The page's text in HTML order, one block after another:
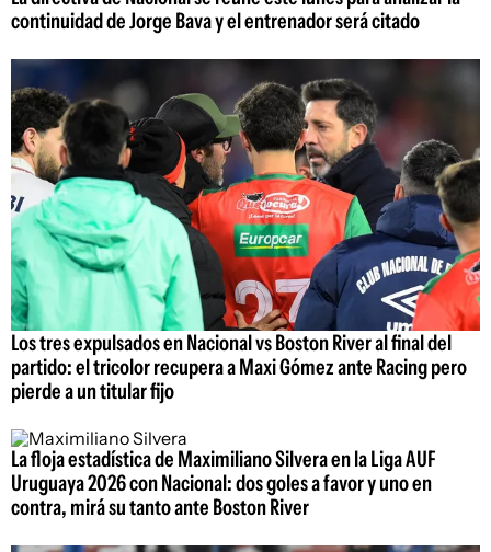
continuidad de Jorge Bava y el entrenador será citado
Los tres expulsados en Nacional vs Boston River al final del
partido: el tricolor recupera a Maxi Gómez ante Racing pero
pierde a un titular fijo
La floja estadística de Maximiliano Silvera en la Liga AUF
Uruguaya 2026 con Nacional: dos goles a favor y uno en
contra, mirá su tanto ante Boston River